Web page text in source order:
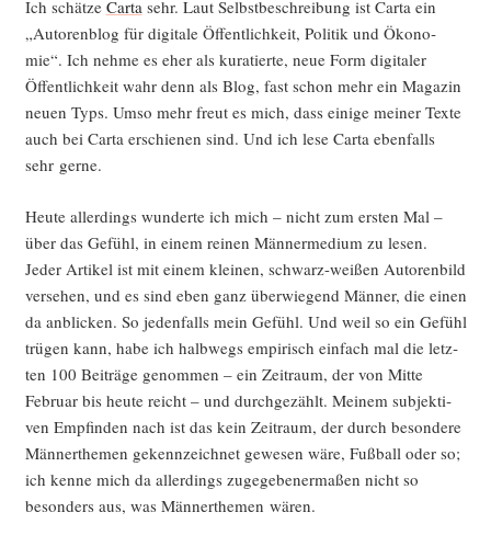
Ich schät­ze Car­tasehr. Laut Selbst­be­schrei­bung ist Car­ta ein
„Autoren­blog für digi­ta­le Öffent­lich­keit, Poli­tik und Öko­no­
mie“. Ich neh­me es eher als kura­tier­te, neue Form digi­ta­ler
Öffent­lich­keit wahr denn als Blog, fast schon mehr ein Maga­zin
neu­en Typs. Umso mehr freut es mich, dass eini­ge mei­ner Tex­te
auch bei Car­ta erschie­nen sind. Und ich lese Car­ta eben­falls
sehr gerne.
Heu­te aller­dings wun­der­te ich mich – nicht zum ers­ten Mal –
über das Gefühl, in einem rei­nen Män­ner­me­di­um zu lesen.
Jeder Arti­kel ist mit einem klei­nen, schwarz-wei­ßen Autoren­bild
ver­se­hen, und es sind eben ganz über­wie­gend Män­ner, die einen
da anbli­cken. So jeden­falls mein Gefühl. Und weil so ein Gefühl
trü­gen kann, habe ich halb­wegs empi­risch ein­fach mal die letz­
ten 100 Bei­trä­ge genom­men – ein Zeit­raum, der von Mit­te
Febru­ar bis heu­te reicht – und durch­ge­zählt. Mei­nem sub­jek­ti­
ven Emp­fin­den nach ist das kein Zeit­raum, der durch beson­de­re
Män­ner­the­men gekenn­zeich­net gewe­sen wäre, Fuß­ball oder so;
ich ken­ne mich da aller­dings zuge­ge­be­ner­ma­ßen nicht so
beson­ders aus, was Män­ner­the­men wären.